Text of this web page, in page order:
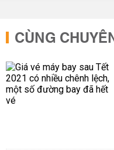
CÙNG